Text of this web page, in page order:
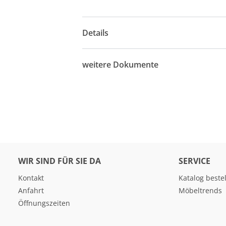
Details
weitere Dokumente
WIR SIND FÜR SIE DA
Kontakt
Anfahrt
Öffnungszeiten
SERVICE
Katalog
Möbeltrends